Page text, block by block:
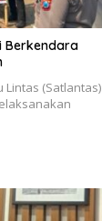
Berkendara
Lintas (Satlantas)